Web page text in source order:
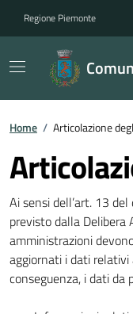
Regione Piemonte
Home / Articolazione
Ai sensi dell’art. 13
previsto dalla
amministrazioni
aggiornati i dati relativi
conseguenza, i dati da